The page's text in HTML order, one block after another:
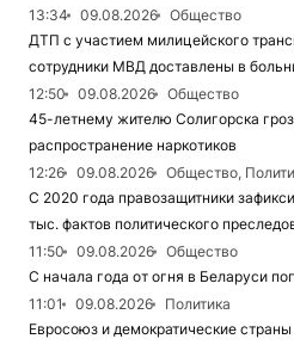
13:34
09.08.2026
Общество
ДТП с участием милицейского
сотрудники МВД доставлены в
12:50
09.08.2026
Общество
45-летнему жителю Солигорска
распространение наркотиков
12:26
09.08.2026
Общество,
С 2020 года правозащитники
тыс. фактов политического
11:50
09.08.2026
Общество
С начала года от огня в Беларуси
11:01
09.08.2026
Политика
Евросоюз и демократические